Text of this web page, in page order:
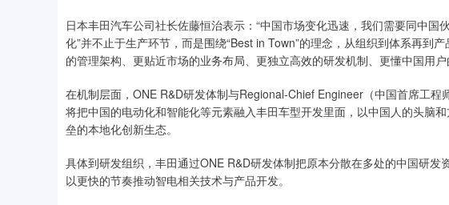
日本丰田汽车公司社长佐藤恒治表示：“中国市场变化迅速，我们需要同中国
化”并不止于生产环节，而是围绕“Best in Town”的理念，从组织到体系再到
的管理架构、更贴近市场的业务布局、更独立高效的研发机制、更懂中国用
在机制层面，ONE R&D研发体制与Regional-Chief Engineer（中国首席工
将把中国的电动化和智能化等元素融入丰田车型开发里面，以中国人的头脑
垒的本地化创新生态。
具体到研发组织，丰田通过ONE R&D研发体制把原本分散在多处的中国研发
以更快的节奏推动智电相关技术与产品开发。